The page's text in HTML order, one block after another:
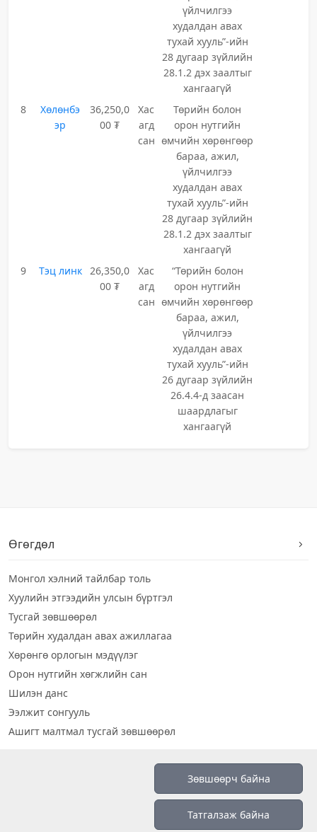
үйлчилгээ
худалдан авах
тухай хууль”-ийн
28 дугаар зүйлийн
28.1.2 дэх заалтыг
хангаагүй
8
Хөлөнбэ
эр
36,250,0
00 ₮
Хас
агд
сан
Төрийн болон
орон нутгийн
өмчийн хөрөнгөөр
бараа, ажил,
үйлчилгээ
худалдан авах
тухай хууль”-ийн
28 дугаар зүйлийн
28.1.2 дэх заалтыг
хангаагүй
9
Тэц линк 26,350,0
00 ₮
Хас
агд
сан
“Төрийн болон
орон нутгийн
өмчийн хөрөнгөөр
бараа, ажил,
үйлчилгээ
худалдан авах
тухай хууль”-ийн
26 дугаар зүйлийн
26.4.4-д заасан
шаардлагыг
хангаагүй
Өгөгдөл
Монгол хэлний тайлбар толь
Хуулийн этгээдийн улсын бүртгэл
Тусгай зөвшөөрөл
Төрийн худалдан авах ажиллагаа
Хөрөнгө орлогын мэдүүлэг
Орон нутгийн хөгжлийн сан
Шилэн данс
Ээлжит сонгууль
Ашигт малтмал тусгай зөвшөөрөл
Зөвшөөрч байна
Татгалзаж байна